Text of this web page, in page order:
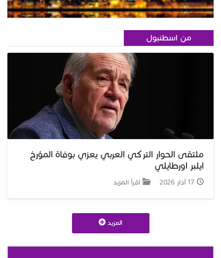
من اسطنبول
ملتقى الحوار التركي العربي يعزي بوفاة المؤرخ
ايلبر اورطايلي
17 آذار 2026 اقرأ المزيد
المزيد